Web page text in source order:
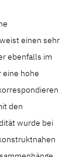
einen sehr
ebenfalls im
eine hohe
den
wurde bei